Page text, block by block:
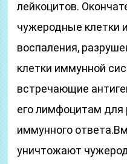
лейкоцитов.
чужеродные клетки
воспаления,
клетки иммунной
встречающие
его лимфоцитам для
иммунного
уничтожают